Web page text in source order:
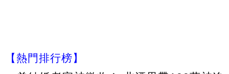
【熱門排行榜】